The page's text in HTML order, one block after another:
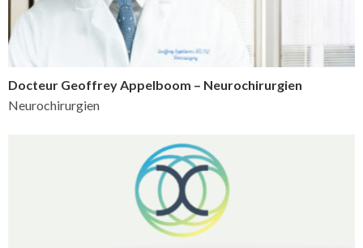
Docteur Geoffrey Appelboom – Neurochirurgien
Neurochirurgien